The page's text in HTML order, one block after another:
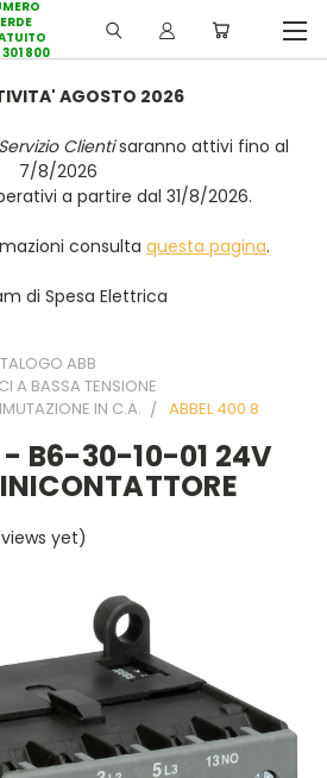
800
AGOSTO 2026
Servizio Clientisaranno attivi fino al
7/8/2026
a partire dal 31/8/2026.
consulta questa pagina.
di Spesa Elettrica
ABB
A BASSA TENSIONE
IN C.A.
ABBEL 400 8
- B6-30-10-01 24V
yet)